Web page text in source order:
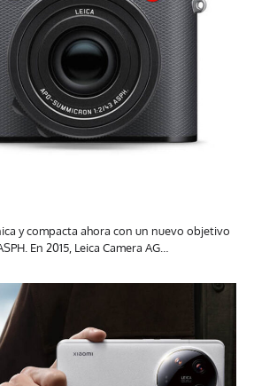
y compacta ahora con un nuevo objetivo
En 2015, Leica Camera AG…